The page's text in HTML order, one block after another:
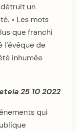
un
« Les mots
que franchi
l’évêque de
inhumée
25 10 2022
qui